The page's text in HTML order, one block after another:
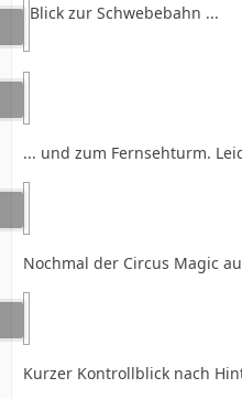
Blick zur Schwebebahn ...
... und zum Fernsehturm.
Nochmal der Circus Magic
Kurzer Kontrollblick nach